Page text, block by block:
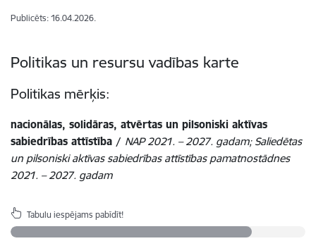
Publicēts: 16.04.2026.
Politikas un resursu vadības karte
Politikas mērķis:
nacionālas, solidāras, atvērtas un pilsoniski aktīvas
sabiedrības attīstība / NAP 2021. – 2027. gadam; Saliedētas
un pilsoniski aktīvas sabiedrības attīstības pamatnostādnes
2021. – 2027. gadam
Tabulu iespējams pabīdīt!